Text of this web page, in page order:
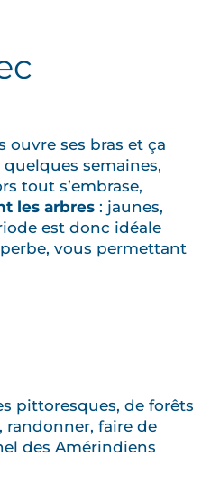
ouvre ses bras et ça
semaines,
tout s’embrase,
les arbres : jaunes,
est donc idéale
vous permettant
pittoresques, de forêts
faire de
des Amérindiens